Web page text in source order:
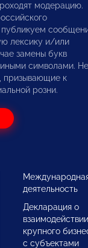
модерацию.
лексику и/или
замены букв
символами. Не
призывающие к
розни.
деятельность
Декларация о
взаимодействии
крупного
с субъектами